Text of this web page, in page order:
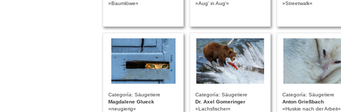
»Baumlöwe«
»Aug' in Aug'«
»Streetwalk«
Categoría: Säugetiere
Magdalene Glueck
»neugierig«
Categoría: Säugetiere
Dr. Axel Gomeringer
»Lachsfischer«
Categoría: Säugetiere
Anton Grießbach
»Huskie nach der Arbeit«